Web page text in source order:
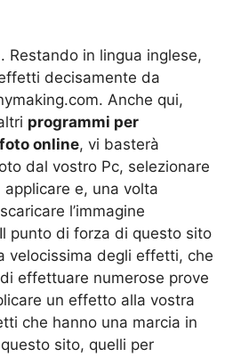
. Restando in lingua inglese,
decisamente da
Anche qui,
programmi per
online, vi basterà
dal vostro Pc, selezionare
e, una volta
l’immagine
punto di forza di questo sito
velocissima degli effetti, che
effettuare numerose prove
un effetto alla vostra
che hanno una marcia in
sito, quelli per